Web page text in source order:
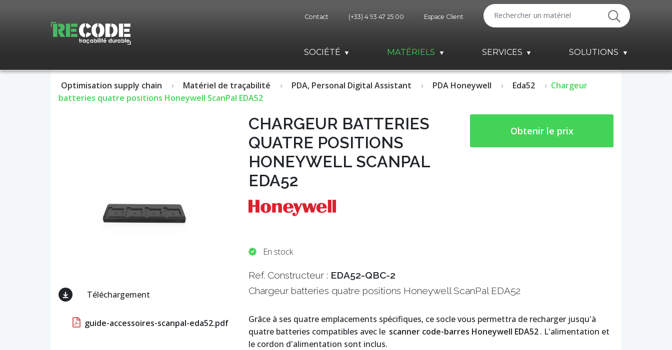
Contact (+33) 4 93 47 25 00 Espace Client
SOCIÉTÉ MATÉRIELS SERVICES SOLUTIONS
Optimisation supply chain Matériel de traçabilité PDA, Personal Digital Assistant PDA Honeywell Eda52
Chargeur
batteries quatre positions Honeywell ScanPal EDA52
Téléchargement
guide-accessoires-scanpal-eda52.pdf
CHARGEUR BATTERIES
QUATRE POSITIONS
HONEYWELL SCANPAL
EDA52
Obtenir le prix
En stock
Ref. Constructeur : EDA52-QBC-2
Chargeur batteries quatre positions Honeywell ScanPal EDA52
Grâce à ses quatre emplacements spécifiques, ce socle vous permettra de recharger jusqu'à
quatre batteries compatibles avec le scanner code-barres Honeywell EDA52. L'alimentation et
le cordon d'alimentation sont inclus.